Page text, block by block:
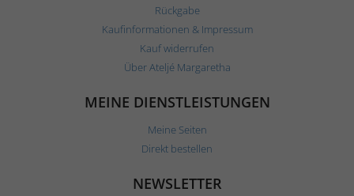
Rückgabe
Kaufinformationen & Impressum
Kauf widerrufen
Über Ateljé Margaretha
MEINE DIENSTLEISTUNGEN
Meine Seiten
Direkt bestellen
NEWSLETTER